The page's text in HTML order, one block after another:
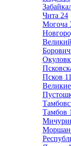
Чита 24
Могоча
Псков 11
Тамбов